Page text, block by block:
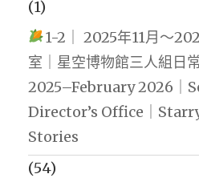
(1)
1-2｜ 2025年11月～
室｜星空博物館三人組日
2025–February 2026｜
Director’s Office｜
Stories
(54)